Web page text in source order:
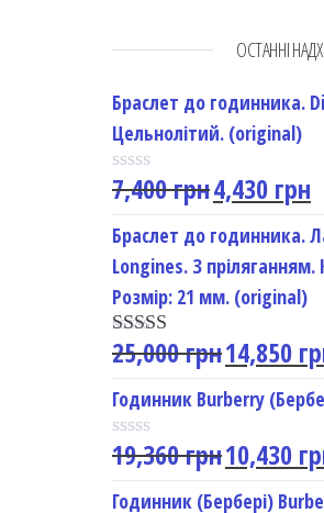
ОСТАННІ
Браслет до годинника.
Цельнолітий. (original)
R
t
e
d
0
o
u
t
o
5
7,400грн4,430 грн
Браслет до годинника.
Longines. З пріляганням.
Розмір: 21 мм. (original)
Rated5.00
out of 5
25,000грн14,850
Годинник Burberry
R
t
19,360грн10,430
Годинник (Бербері)